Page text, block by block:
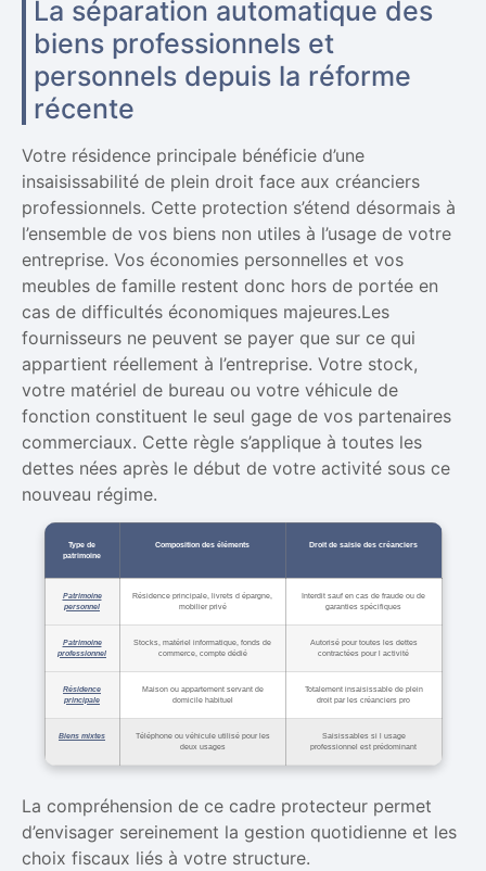
La séparation automatique des
biens professionnels et
personnels depuis la réforme
récente
Votre résidence principale bénéficie d’une
insaisissabilité de plein droit face aux créanciers
professionnels. Cette protection s’étend désormais à
l’ensemble de vos biens non utiles à l’usage de votre
entreprise. Vos économies personnelles et vos
meubles de famille restent donc hors de portée en
cas de difficultés économiques majeures.Les
fournisseurs ne peuvent se payer que sur ce qui
appartient réellement à l’entreprise. Votre stock,
votre matériel de bureau ou votre véhicule de
fonction constituent le seul gage de vos partenaires
commerciaux. Cette règle s’applique à toutes les
dettes nées après le début de votre activité sous ce
nouveau régime.
Type de
patrimoine
Composition des éléments Droit de saisie des créanciers
Patrimoine
personnel
Résidence principale, livrets d épargne,
mobilier privé
Interdit sauf en cas de fraude ou de
garanties spécifiques
Patrimoine
professionnel
Stocks, matériel informatique, fonds de
commerce, compte dédié
Autorisé pour toutes les dettes
contractées pour l activité
Résidence
principale
Maison ou appartement servant de
domicile habituel
Totalement insaisissable de plein
droit par les créanciers pro
Biens mixtes
Téléphone ou véhicule utilisé pour les
deux usages
Saisissables si l usage
professionnel est prédominant
La compréhension de ce cadre protecteur permet
d’envisager sereinement la gestion quotidienne et les
choix fiscaux liés à votre structure.